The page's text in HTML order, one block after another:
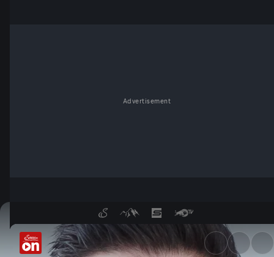
Advertisement
Folge 181 - ServusTV On